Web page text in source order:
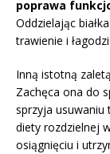
poprawa
Oddzielając
trawienie i
Inną istotną
Zachęca ona do
sprzyja usuwaniu
diety rozdzielnej
osiągnięciu i